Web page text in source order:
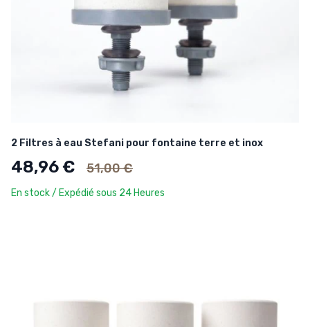
2 Filtres à eau Stefani pour fontaine terre et inox
48,96 € Ancien prix
51,00 €
En stock / Expédié sous 24 Heures